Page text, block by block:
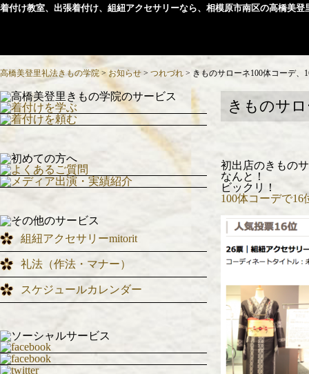
着付け教室、出張着付け、組紐アクセサリーなら、相模原市南区の高橋美登
高橋美登里礼法きもの学院 > お知らせ > つれづれ > きものサローネ100体コーデ、
きものサ
初出店のきもの
なんと！
ビックリ！
100体コーデで16
組紐アクセサリーmitorit
礼法（作法・マナー）
スケジュールカレンダー